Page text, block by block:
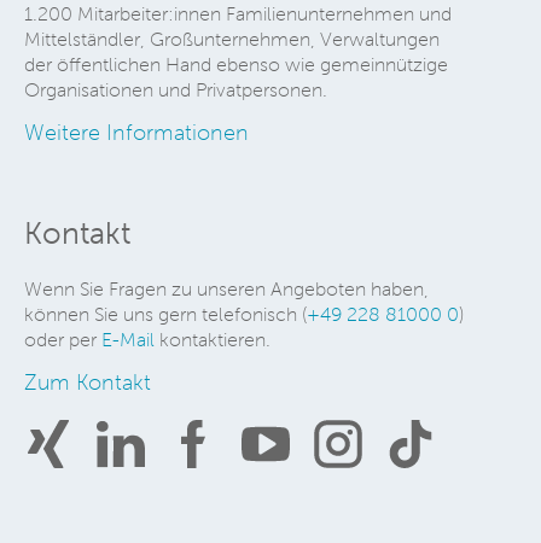
1.200 Mitarbeiter:innen Familienunternehmen und
Mittelständler, Großunternehmen, Verwaltungen
der öffentlichen Hand ebenso wie gemeinnützige
Organisationen und Privatpersonen.
Weitere Informationen
Kontakt
Wenn Sie Fragen zu unseren Angeboten haben,
können Sie uns gern telefonisch (+49 228 81000 0)
oder per E-Mail kontaktieren.
Zum Kontakt